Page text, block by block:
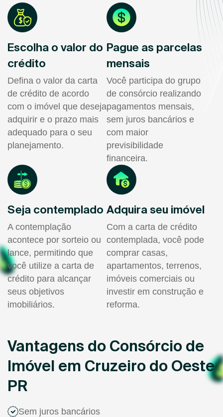
Escolha o valor do
crédito
Defina o valor da carta
de crédito de acordo
com o imóvel que deseja
adquirir e o prazo mais
adequado para o seu
planejamento.
Pague as parcelas
mensais
Você participa do grupo
de consórcio realizando
pagamentos mensais,
sem juros bancários e
com maior
previsibilidade
financeira.
Seja contemplado
A contemplação
acontece por sorteio ou
lance, permitindo que
você utilize a carta de
crédito para alcançar
seus objetivos
imobiliários.
Adquira seu imóvel
Com a carta de crédito
contemplada, você pode
comprar casas,
apartamentos, terrenos,
imóveis comerciais ou
investir em construção e
reforma.
Vantagens do Consórcio de
Imóvel em Cruzeiro do Oeste
PR
Sem juros bancários